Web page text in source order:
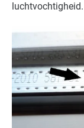
Recreatie -
Recreatie - hotels
Recreatie - overig